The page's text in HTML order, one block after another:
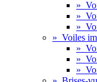
»
»
»
» Voiles
»
»
»